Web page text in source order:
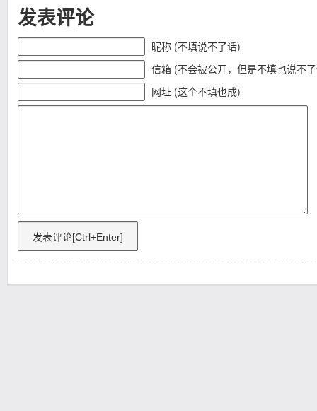
发表评论
昵称 (不填说不了话)
信箱 (不会被公开，但是不填也说不
网址 (这个不填也成)